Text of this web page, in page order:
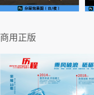
商用正版